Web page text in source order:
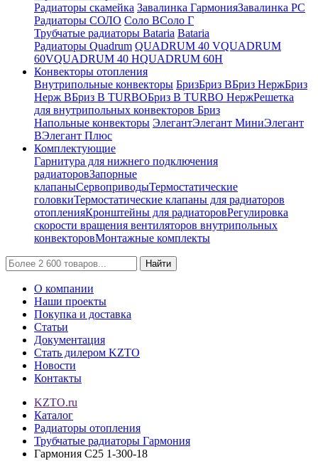
Радиаторы скамейка Завалинка ГармонияЗавалинка РС
Радиаторы СОЛО Соло ВСоло Г
Трубчатые радиаторы Bataria Bataria
Радиаторы Quadrum QUADRUM 40 VQUADRUM
60VQUADRUM 40 HQUADRUM 60H
Конвекторы отопления
Внутрипольные конвекторы БризБриз ВБриз НержБриз
Нерж ВБриз В TURBOБриз В TURBO НержРешетка
для внутрипольных конвекторов Бриз
Напольные конвекторы ЭлегантЭлегант МиниЭлегант
ВЭлегант Плюс
Комплектующие
Гарнитура для нижнего подключения
радиаторовЗапорные
клапаныСервоприводыТермостатические
головкиТермостатические клапаны для радиаторов
отопленияКронштейны для радиаторовРегулировка
скорости вращения вентиляторов внутрипольных
конвекторовМонтажные комплекты
Найти
О компании
Наши проекты
Покупка и доставка
Статьи
Документация
Стать дилером KZTO
Новости
Контакты
KZTO.ru
Каталог
Радиаторы отопления
Трубчатые радиаторы Гармония
Гармония С25 1-300-18